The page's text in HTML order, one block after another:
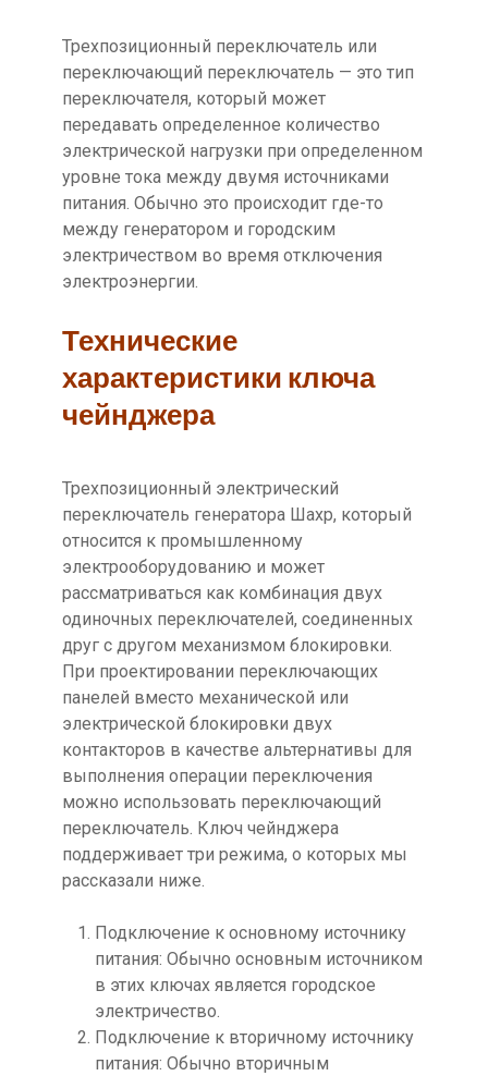
Трехпозиционный переключатель или
переключающий переключатель — это тип
переключателя, который может
передавать определенное количество
электрической нагрузки при определенном
уровне тока между двумя источниками
питания. Обычно это происходит где-то
между генератором и городским
электричеством во время отключения
электроэнергии.
Технические
характеристики ключа
чейнджера
Трехпозиционный электрический
переключатель генератора Шахр, который
относится к промышленному
электрооборудованию и может
рассматриваться как комбинация двух
одиночных переключателей, соединенных
друг с другом механизмом блокировки.
При проектировании переключающих
панелей вместо механической или
электрической блокировки двух
контакторов в качестве альтернативы для
выполнения операции переключения
можно использовать переключающий
переключатель. Ключ чейнджера
поддерживает три режима, о которых мы
рассказали ниже.
Подключение к основному источнику
питания: Обычно основным источником
в этих ключах является городское
электричество.
Подключение к вторичному источнику
питания: Обычно вторичным